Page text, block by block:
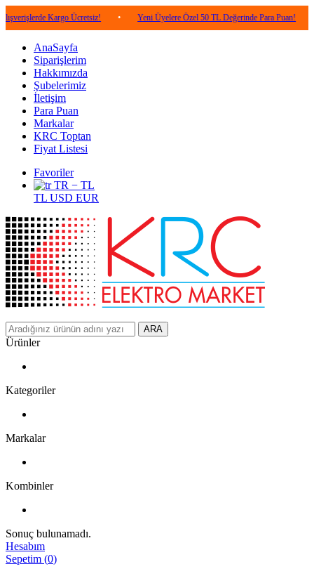
Kargo Ücretsiz! • Yeni Üyelere Özel 50 TL Değerinde Para Puan! •
AnaSayfa
Siparişlerim
Hakkımızda
Şubelerimiz
İletişim
Para Puan
Markalar
KRC Toptan
Fiyat Listesi
Favoriler
TR − TL
TL USD EUR
ARA
Ürünler
Kategoriler
Markalar
Kombinler
Sonuç bulunamadı.
Hesabım
Sepetim (0)